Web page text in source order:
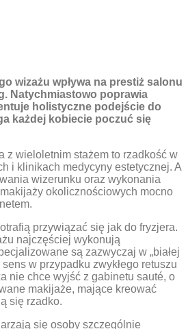
wizażu wpływa na prestiż salonu
Natychmiastowo poprawia
holistyczne podejście do
każdej kobiecie poczuć się
z wieloletnim stażem to rzadkość w
i klinikach medycyny estetycznej. A
wizerunku oraz wykonania
okolicznościowych mocno
przywiązać się jak do fryzjera.
najczęściej wykonują
są zazwyczaj w „białej
sens w przypadku zwykłego retuszu
nie chce wyjść z gabinetu sauté, o
makijaże, mające kreować
się rzadko.
się osoby szczególnie